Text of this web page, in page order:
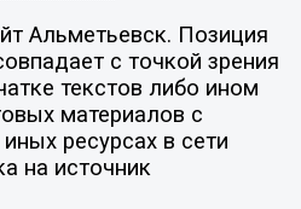
Альметьевск. Позиция
с точкой зрения
текстов либо ином
материалов с
ресурсах в сети
на источник